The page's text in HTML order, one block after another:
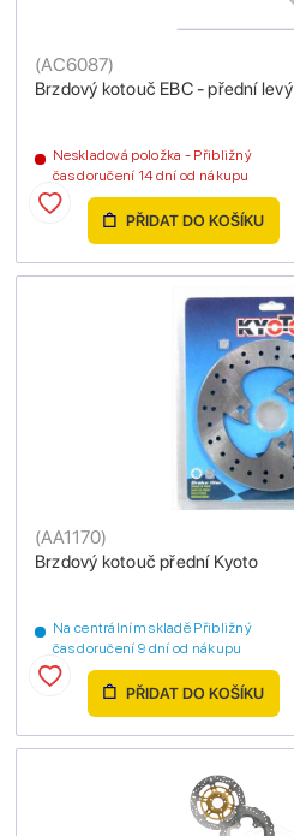
Brzdový kotouč EBC - přední levý
(AC6087)
Neskladová položka - Přibližný
čas doručení 14 dní od nákupu
PŘIDAT DO KOŠÍKU
Brzdový kotouč přední Kyoto
(AA1170)
Na centrálním skladě Přibližný
čas doručení 9 dní od nákupu
PŘIDAT DO KOŠÍKU